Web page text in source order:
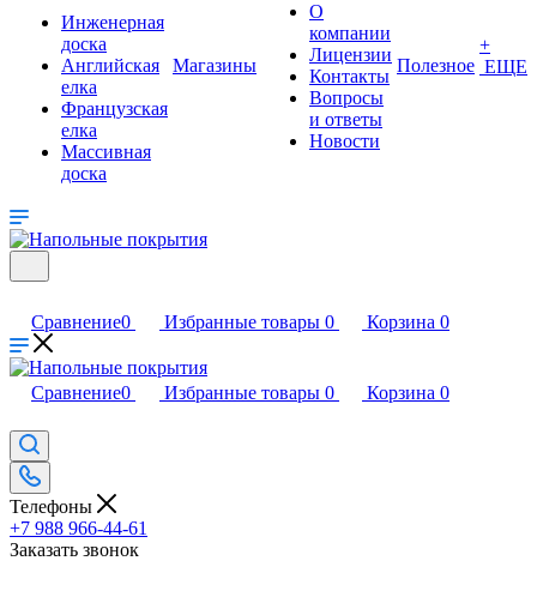
Инженерная
доска
Английская
елка
Французская
елка
Массивная
доска
Магазины
О
компании
Лицензии
Контакты
Вопросы
и ответы
Новости
Полезное
+
ЕЩЕ
Сравнение0 Избранные товары 0 Корзина 0
Сравнение0 Избранные товары 0 Корзина 0
Телефоны
+7 988 966-44-61
Заказать звонок